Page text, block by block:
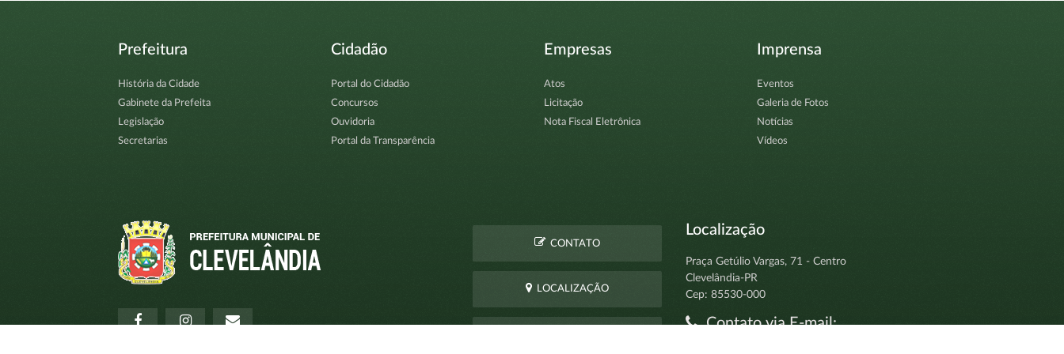
Prefeitura
História da Cidade
Gabinete da Prefeita
Legislação
Secretarias
Cidadão
Portal do Cidadão
Concursos
Ouvidoria
Portal da Transparência
Empresas
Atos
Licitação
Nota Fiscal Eletrônica
Imprensa
Eventos
Galeria de Fotos
Notícias
Vídeos
CONTATO
LOCALIZAÇÃO
Localização
Praça Getúlio Vargas, 71 - Centro
Clevelândia-PR
Cep: 85530-000
Contato via E-mail: